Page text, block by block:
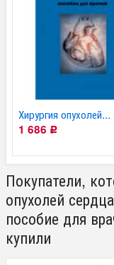
Хирургия опухолей...
1 686 Р
Покупатели,
опухолей
пособие для
купили